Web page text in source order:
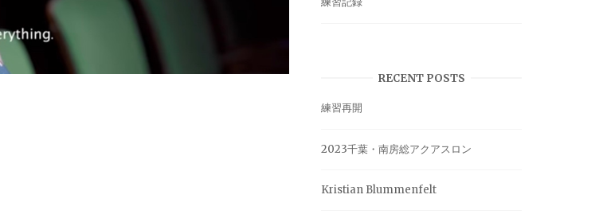
RECENT POSTS
練習再開
2023千葉・南房総アクアスロン
Kristian Blummenfelt